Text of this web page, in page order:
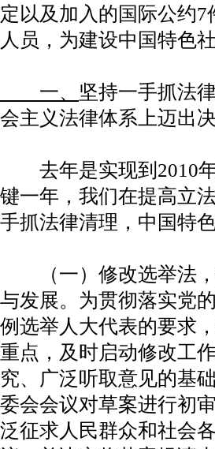
定以及加入的国际公约
人员，为建设中国特色
一、 坚持一手抓法
会主义法律体系上迈出
去年是实现到2010年
键一年，我们在提高立
手抓法律清理，中国特
（一）修改选举法，
与发展。为贯彻落实党
例选举人大代表的要求
重点，及时启动修改工
究、广泛听取意见的基
委会会议对草案进行初
泛征求人民群众和社会